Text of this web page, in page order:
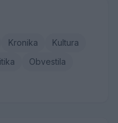
Kronika
Kultura
Obvestila